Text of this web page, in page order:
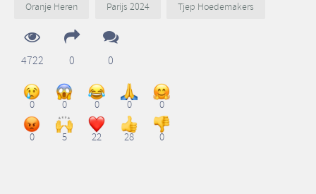
Oranje Heren
Parijs 2024 Tjep Hoedemakers
4722 0 0
0 0 0 0 0
0 5 22 28 0